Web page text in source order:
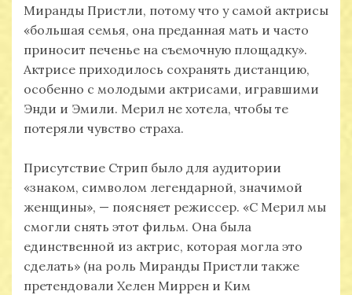
Миранды Пристли, потому что у самой актрисы
«большая семья, она преданная мать и часто
приносит печенье на съемочную площадку».
Актрисе приходилось сохранять дистанцию,
особенно с молодыми актрисами, игравшими
Энди и Эмили. Мерил не хотела, чтобы те
потеряли чувство страха.
Присутствие Стрип было для аудитории
«знаком, символом легендарной, значимой
женщины», — поясняет режиссер. «С Мерил мы
смогли снять этот фильм. Она была
единственной из актрис, которая могла это
сделать» (на роль Миранды Пристли также
претендовали Хелен Миррен и Ким